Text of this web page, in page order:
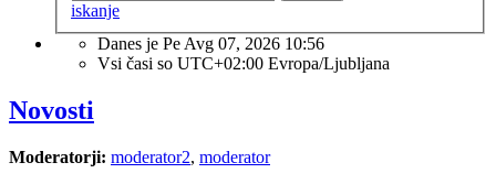
iskanje
Danes je Pe Avg 07, 2026 10:56
Vsi časi so UTC+02:00 Evropa/Ljubljana
Novosti
Moderatorji: moderator2, moderator